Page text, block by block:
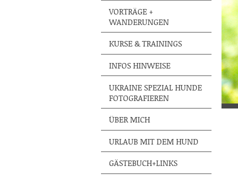
VORTRÄGE +
WANDERUNGEN
KURSE & TRAININGS
INFOS HINWEISE
UKRAINE SPEZIAL HUNDE
FOTOGRAFIEREN
ÜBER MICH
URLAUB MIT DEM HUND
GÄSTEBUCH+LINKS